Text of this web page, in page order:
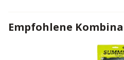
Empfohlene